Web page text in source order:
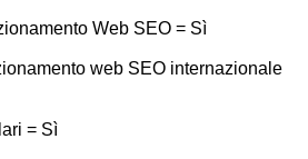
Web SEO = Sì
web SEO internazionale
= Sì